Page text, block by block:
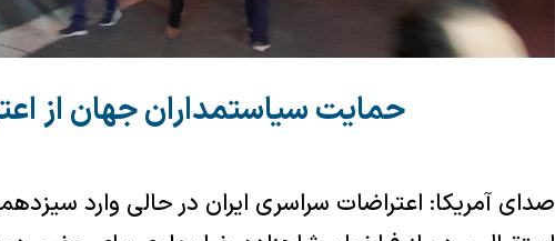
حمایت سیاستمداران جهان از
صدای آمریکا: اعتراضات سراسری ایران در حالی وارد